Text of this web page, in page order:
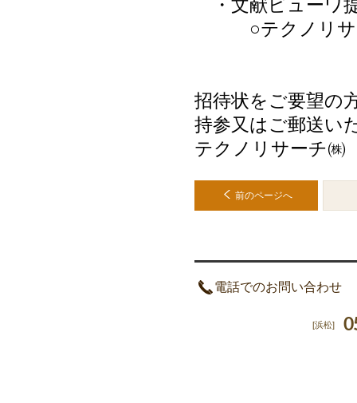
・文献ビューワ
○テクノリサー
招待状をご要望の
持参又はご郵送い
テクノリサーチ
前のページへ
電話でのお問い合わせ
[浜松]